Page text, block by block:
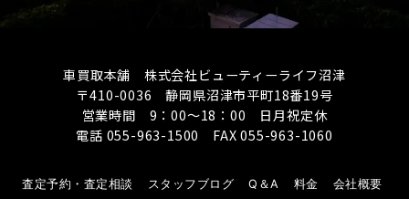
車買取本舗 株式会社ビューティーライフ沼津
〒410-0036 静岡県沼津市平町18番19号
営業時間 9：00～18：00 日月祝定休
電話 055-963-1500 FAX 055-963-1060
査定予約・査定相談 スタッフブログ Q＆A 料金 会社概要